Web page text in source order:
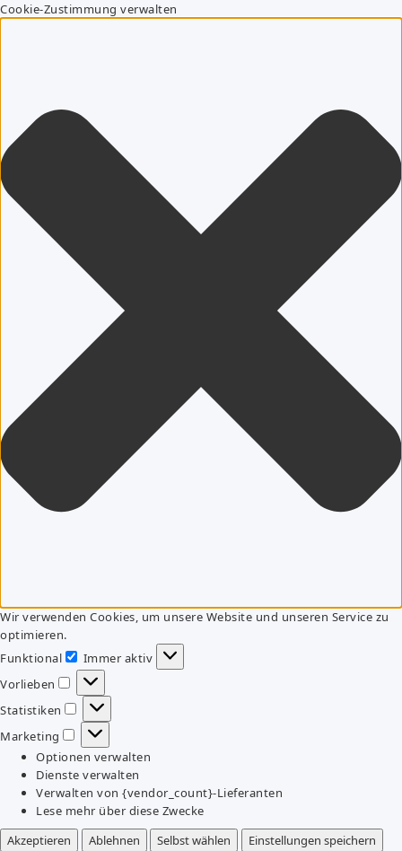
Cookie-Zustimmung verwalten
Wir verwenden Cookies, um unsere Website und unseren Service zu
optimieren.
Funktional
Funktional
Immer aktiv
Vorlieben
Vorlieben
Statistiken
Statistiken
Marketing
Marketing
Optionen verwalten
Dienste verwalten
Verwalten von {vendor_count}-Lieferanten
Lese mehr über diese Zwecke
Akzeptieren
Ablehnen Selbst wählen
Einstellungen speichern